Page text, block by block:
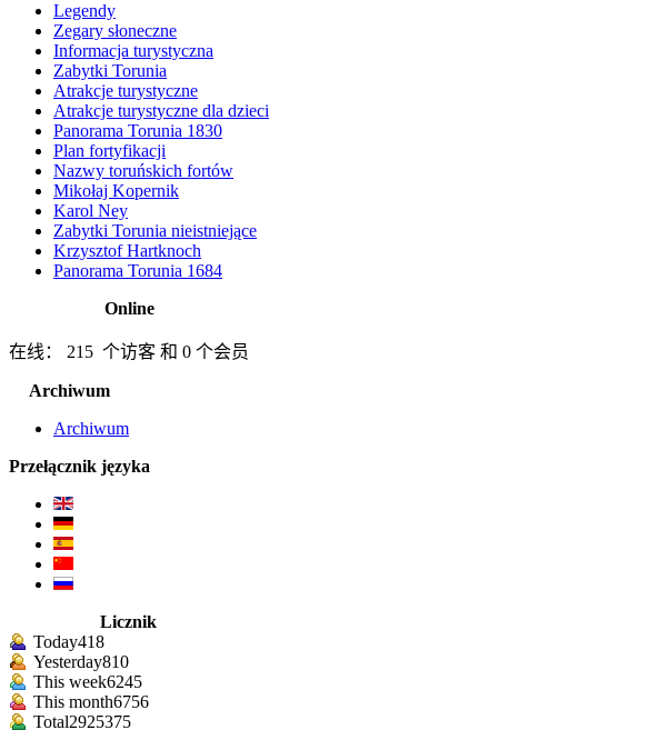
Legendy
Zegary słoneczne
Informacja turystyczna
Zabytki Torunia
Atrakcje turystyczne
Atrakcje turystyczne dla dzieci
Panorama Torunia 1830
Plan fortyfikacji
Nazwy toruńskich fortów
Mikołaj Kopernik
Karol Ney
Zabytki Torunia nieistniejące
Krzysztof Hartknoch
Panorama Torunia 1684
Online
在线： 215 个访客 和 0 个会员
Archiwum
Archiwum
Przełącznik języka
Licznik
Today418
Yesterday810
This week6245
This month6756
Total2925375